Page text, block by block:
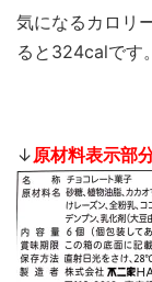
気になるカロリ
ると324calです。
↓原材料表示部